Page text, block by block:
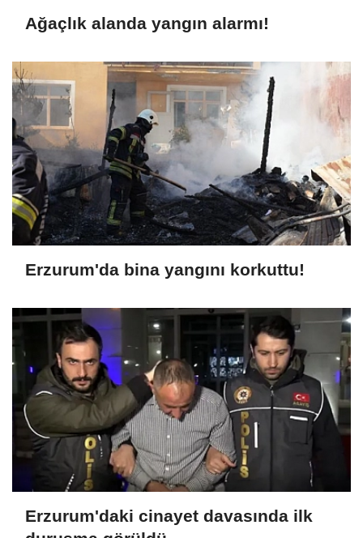
Ağaçlık alanda yangın alarmı!
Erzurum'da bina yangını korkuttu!
Erzurum'daki cinayet davasında ilk